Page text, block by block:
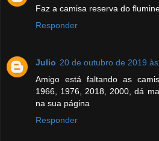
Faz a camisa reserva do
Responder
Julio 20 de outubro de 2019
Amigo está faltando as
1966, 1976, 2018, 2000, dá
na sua página
Responder